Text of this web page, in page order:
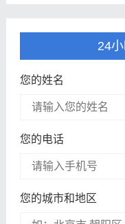
24
您的姓名
您的电话
您的城市和地区